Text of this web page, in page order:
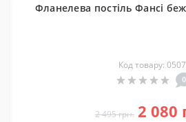
Фланелева постіль Фансі
Код товару:
0
2 495 грн. 2 080